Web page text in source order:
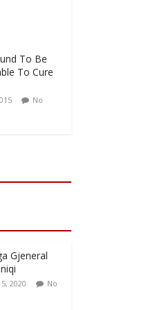
To Be
To Cure
No
Gjeneral
2020
No